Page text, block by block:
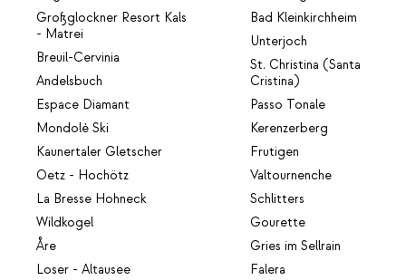
Großglockner Resort Kals
- Matrei
Breuil-Cervinia
Andelsbuch
Espace Diamant
Mondolè Ski
Kaunertaler Gletscher
Oetz - Hochötz
La Bresse Hohneck
Wildkogel
Åre
Loser - Altausee
Bad Kleinkirchheim
Unterjoch
St. Christina (Santa
Cristina)
Passo Tonale
Kerenzerberg
Frutigen
Valtournenche
Schlitters
Gourette
Gries im Sellrain
Falera